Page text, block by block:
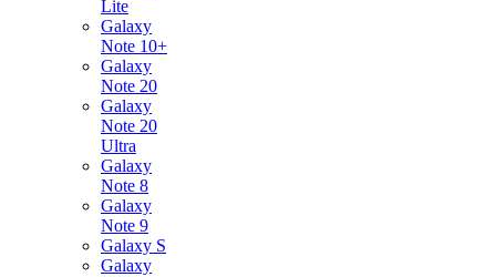
Lite
Galaxy
Note 10+
Galaxy
Note 20
Galaxy
Note 20
Ultra
Galaxy
Note 8
Galaxy
Note 9
Galaxy S
Galaxy